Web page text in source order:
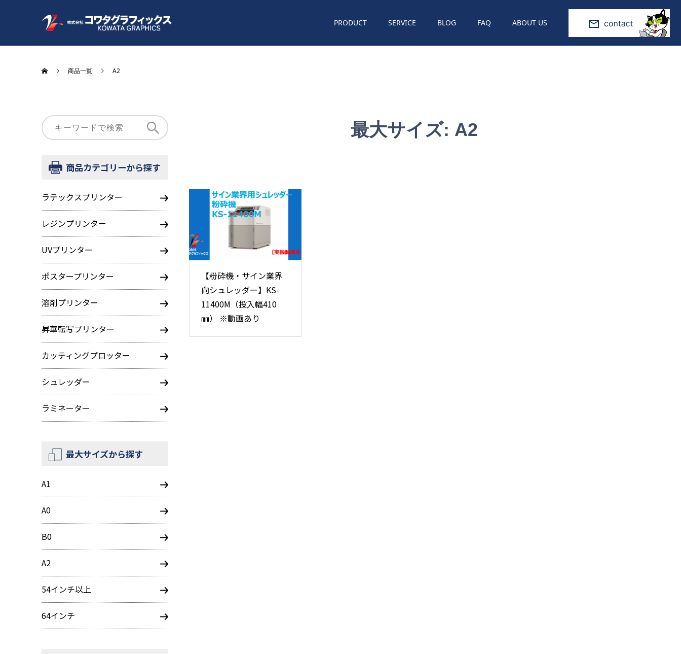
PRODUCT SERVICE BLOG FAQ ABOUT US
商品一覧 A2
商品カテゴリーから探す
ラテックスプリンター
レジンプリンター
UVプリンター
ポスタープリンター
溶剤プリンター
昇華転写プリンター
カッティングプロッター
シュレッダー
ラミネーター
最大サイズから探す
A1
A0
B0
A2
54インチ以上
64インチ
最大サイズ: A2
【粉砕機・サイン業界
向シュレッダー】KS-
11400M（投入幅410
㎜） ※動画あり